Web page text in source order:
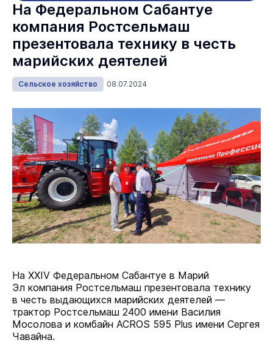
На Федеральном Сабантуе
компания Ростсельмаш
презентовала технику в честь
марийских деятелей
Сельское хозяйство 08.07.2024
На XXIV Федеральном Сабантуе в Марий
Эл компания Ростсельмаш презентовала технику
в честь выдающихся марийских деятелей —
трактор Ростсельмаш 2400 имени Василия
Мосолова и комбайн ACROS 595 Plus имени Сергея
Чавайна.